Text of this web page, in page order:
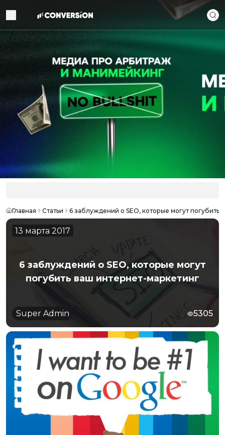
Главная Статьи 6 заблуждений о SEO, которые могут погубить
13 марта 2017
6 заблуждений о SEO, которые могут
погубить ваш интернет-маркетинг
Super Admin 5305